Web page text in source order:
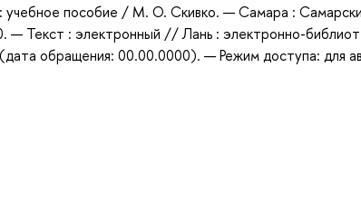
пособие / М. О. Скивко. — Самара :
Текст : электронный // Лань : электронно-
обращения: 00.00.0000). — Режим доступа: для